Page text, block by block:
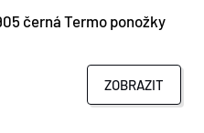
černá Termo ponožky
ZOBRAZIT